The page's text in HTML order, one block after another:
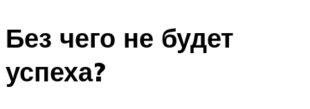
Без чего не будет
успеха?